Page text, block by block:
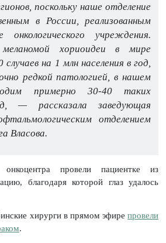
поскольку наше отделение
в России, реализованным
учреждения.
меланомой хориоидеи в мире
на 1 млн населения в год,
редкой патологией, в нашем
примерно 30-40 таких
— рассказала заведующая
отделением
Власова.
онкоцентра провели пациентке из
благодаря которой глаз удалось
хирурги в прямом эфирепровели
.